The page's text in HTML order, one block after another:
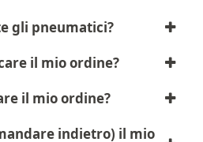
gli pneumatici?
il mio ordine?
il mio ordine?
indietro) il mio